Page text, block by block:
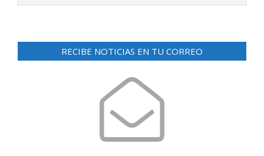
RECIBE NOTICIAS EN TU CORREO